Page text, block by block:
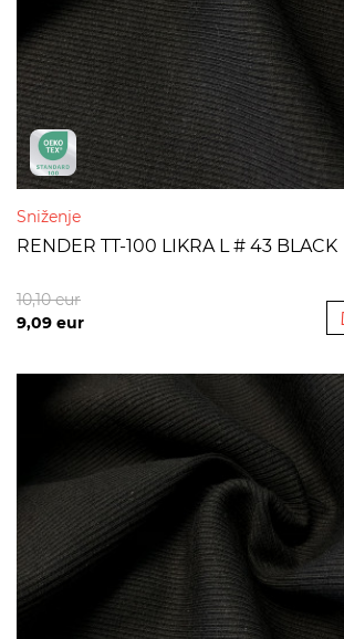
Sniženje
RENDER TT-100 LIKRA L # 43 BLACK
9,09 eur
10,10eur